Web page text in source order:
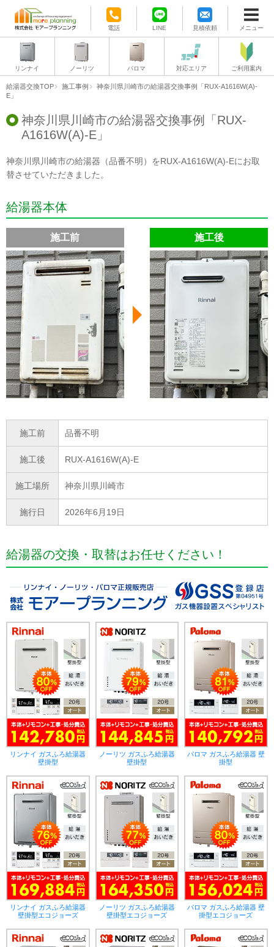
電話 LINE 見積依頼 メニュー
リンナイ ノーリツ パロマ 対応エリア ご利用案内
給湯器交換TOP 施工事例
神奈川県川崎市の給湯器交換事例「RUX-A1616W(A)-
E」
神奈川県川崎市の給湯器交換事例「RUX-
A1616W(A)-E」
神奈川県川崎市の給湯器（品番不明）をRUX-A1616W(A)-Eにお取
替させていただきました。
給湯器本体
施工前 施工後
施工前 品番不明
施工後 RUX-A1616W(A)-E
施工場所 神奈川県川崎市
施行日 2026年6月19日
給湯器の交換・取替はお任せください！
リンナイ ガスふろ給湯器
壁掛型
ノーリツ ガスふろ給湯器
壁掛型
パロマ ガスふろ給湯器 壁
掛型
リンナイ ガスふろ給湯器
壁掛型エコジョーズ
ノーリツ ガスふろ給湯器
壁掛型エコジョーズ
パロマ ガスふろ給湯器 壁
掛型エコジョーズ